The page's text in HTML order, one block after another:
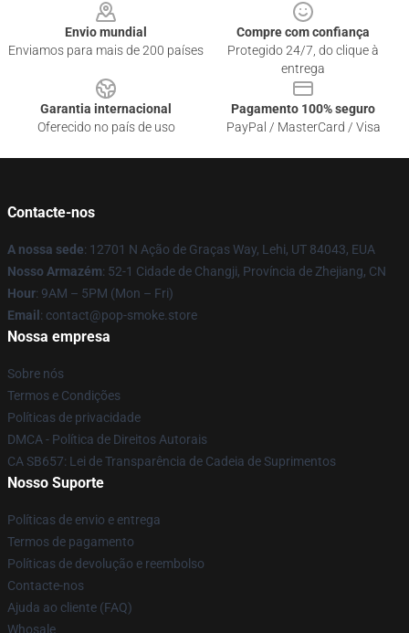
Envio mundial
Enviamos para mais de 200 países
Compre com confiança
Protegido 24/7, do clique à
entrega
Garantia internacional
Oferecido no país de uso
Pagamento 100% seguro
PayPal / MasterCard / Visa
Contacte-nos
A nossa sede: 12701 N Ação de Graças Way, Lehi, UT 84043, EUA
Nosso Armazém: 52-1 Cidade de Changji, Província de Zhejiang, CN
Hour: 9AM – 5PM (Mon – Fri)
Email : contact@pop-smoke.store
Nossa empresa
Sobre nós
Termos e Condições
Políticas de privacidade
DMCA - Política de Direitos Autorais
CA SB657: Lei de Transparência de Cadeia de Suprimentos
Nosso Suporte
Políticas de envio e entrega
Termos de pagamento
Políticas de devolução e reembolso
Contacte-nos
Ajuda ao cliente (FAQ)
Whosale